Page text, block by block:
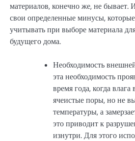
материалов, конечно же, не бывает.
свои определенные минусы, которые
учитывать при выборе материала
будущего дома.
Необходимость
эта необходимость
время года, когда влага
ячеистые поры, но не
температуры, а
это приводит к
изнутри. Для этого